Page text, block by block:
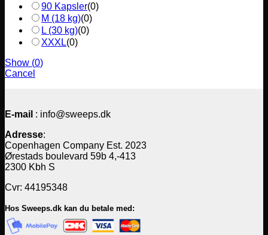
90 Kapsler(0)
M (18 kg)(0)
L (30 kg)(0)
XXXL(0)
Show (0)
Cancel
E-mail : info@sweeps.dk
Adresse:
Copenhagen Company Est. 2023
Ørestads boulevard 59b 4,-413
2300 Kbh S
Cvr: 44195348
Hos Sweeps.dk kan du betale med: